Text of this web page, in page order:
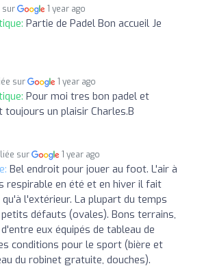
sur 1 year ago
Partie de Padel Bon accueil Je
sur 1 year ago
Pour moi tres bon padel et
toujours un plaisir Charles.B
sur 1 year ago
Bel endroit pour jouer au foot. L'air à
respirable en été et en hiver il fait
l'extérieur. La plupart du temps
défauts (ovales). Bons terrains,
eux équipés de tableau de
conditions pour le sport (bière et
du robinet gratuite, douches).